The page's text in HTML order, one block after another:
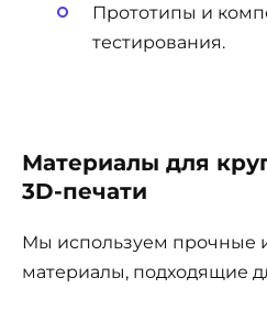
Прототипы и
тестирования.
Материалы для
3D-печати
Мы используем прочные
материалы, подходящие